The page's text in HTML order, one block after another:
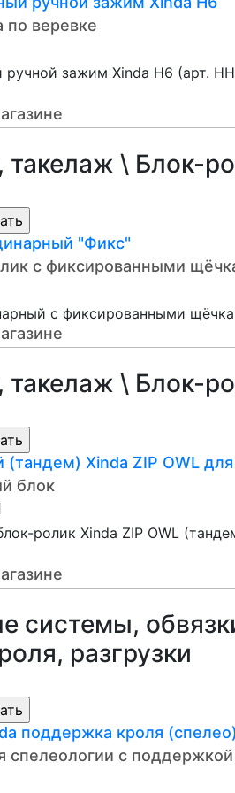
веревке
зажим Xinda H6 (арт.
такелаж \ Блок-
"Фикс"
с фиксированными
с фиксированными
такелаж \ Блок-
(тандем) Xinda ZIP OWL
блок
ролик Xinda ZIP OWL
системы,
разгрузки
поддержка кроля
спелеологии с